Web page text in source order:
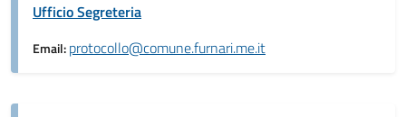
Ufficio Segreteria
Email:protocollo@comune.furnari.me.it